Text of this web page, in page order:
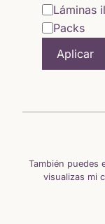
Láminas
Packs
Aplicar
También puedes
visualizas mi